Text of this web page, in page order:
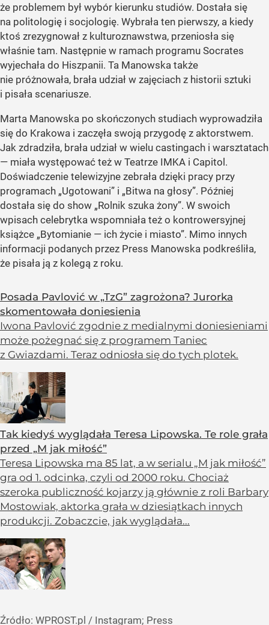
że problemem był wybór kierunku studiów. Dostała się
na politologię i socjologię. Wybrała ten pierwszy, a kiedy
ktoś zrezygnował z kulturoznawstwa, przeniosła się
właśnie tam. Następnie w ramach programu Socrates
wyjechała do Hiszpanii. Ta Manowska także
nie próżnowała, brała udział w zajęciach z historii sztuki
i pisała scenariusze.
Marta Manowska po skończonych studiach wyprowadziła
się do Krakowa i zaczęła swoją przygodę z aktorstwem.
Jak zdradziła, brała udział w wielu castingach i warsztatach
— miała występować też w Teatrze IMKA i Capitol.
Doświadczenie telewizyjne zebrała dzięki pracy przy
programach „Ugotowani” i „Bitwa na głosy”. Później
dostała się do show „Rolnik szuka żony”. W swoich
wpisach celebrytka wspomniała też o kontrowersyjnej
książce „Bytomianie — ich życie i miasto”. Mimo innych
informacji podanych przez Press Manowska podkreśliła,
że pisała ją z kolegą z roku.
Posada Pavlović w „TzG” zagrożona? Jurorka
skomentowała doniesienia
Iwona Pavlović zgodnie z medialnymi doniesieniami
może pożegnać się z programem Taniec
z Gwiazdami. Teraz odniosła się do tych plotek.
Tak kiedyś wyglądała Teresa Lipowska. Te role grała
przed „M jak miłość”
Teresa Lipowska ma 85 lat, a w serialu „M jak miłość”
gra od 1. odcinka, czyli od 2000 roku. Chociaż
szeroka publiczność kojarzy ją głównie z roli Barbary
Mostowiak, aktorka grała w dziesiątkach innych
produkcji. Zobaczcie, jak wyglądała...
Źródło: WPROST.pl / Instagram; Press